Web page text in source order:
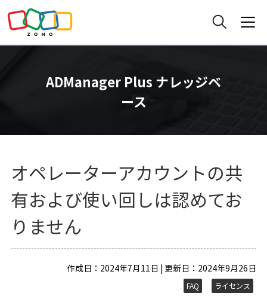
ADManager Plus ナレッジベ
ース
オペレーターアカウントの共
有および使い回しは認めてお
りません
作成日：2024年7月11日 | 更新日：2024年9月26日
FAQ ライセンス